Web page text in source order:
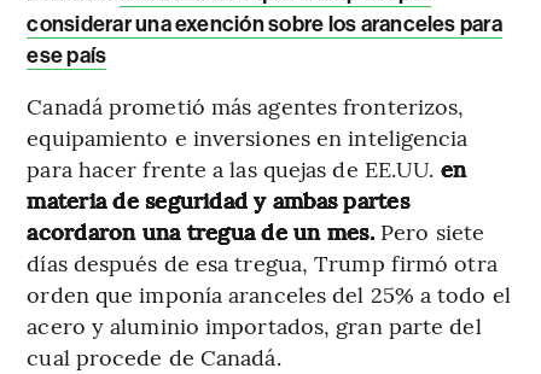
considerar una exención sobre los aranceles para
ese país
Canadá prometió más agentes fronterizos,
equipamiento e inversiones en inteligencia
para hacer frente a las quejas de EE.UU. en
materia de seguridad y ambas partes
acordaron una tregua de un mes. Pero siete
días después de esa tregua, Trump firmó otra
orden que imponía aranceles del 25% a todo el
acero y aluminio importados, gran parte del
cual procede de Canadá.